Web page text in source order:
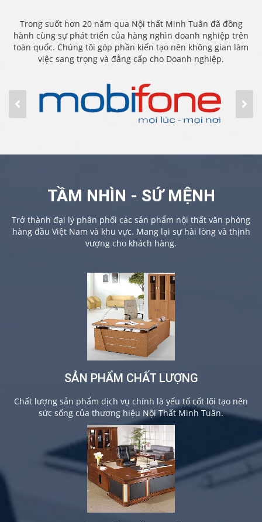
Trong suốt hơn 20 năm qua Nội thất Minh Tuân đã đồng
hành cùng sự phát triển của hàng nghìn doanh nghiệp trên
toàn quốc. Chúng tôi góp phần kiến tạo nên không gian làm
việc sang trọng và đẳng cấp cho Doanh nghiệp.
TẦM NHÌN - SỨ MỆNH
Trở thành đại lý phân phối các sản phẩm nội thất văn phòng
hàng đầu Việt Nam và khu vực. Mang lại sự hài lòng và thịnh
vượng cho khách hàng.
SẢN PHẨM CHẤT LƯỢNG
Chất lượng sản phẩm dịch vụ chính là yếu tố cốt lõi tạo nên
sức sống của thương hiệu Nội Thất Minh Tuân.